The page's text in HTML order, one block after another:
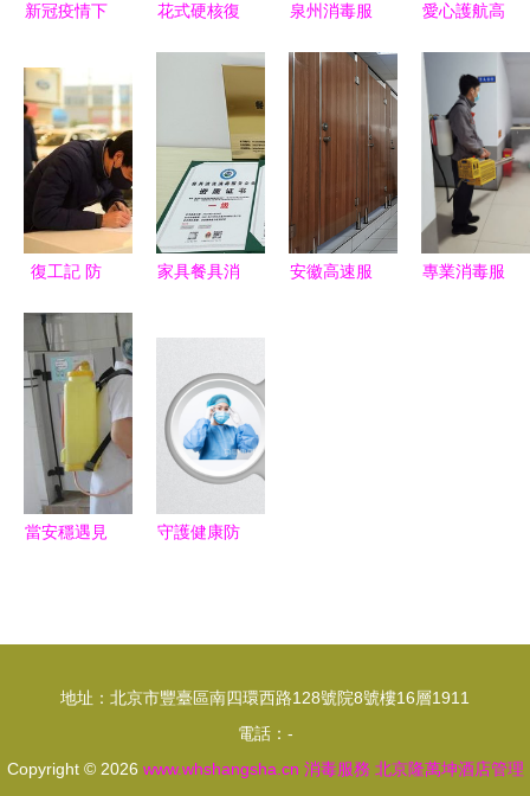
新冠疫情下
潔消毒的實
用指南
花式硬核復
修上門消毒
殺菌服務助
力科學防疫
泉州消毒服
析 合理選
擇貼心服務
愛心護航高
毒進行中，
多措并舉筑
牢健康防線
復工記 防
式安心服務
已上線
家具餐具消
資質
安徽高速服
專業消毒服
當安穩遇見
300萬
守護健康防
地址：北京市豐臺區南四環西路128號院8號樓16層1911
電話：-
Copyright © 2026 www.whshangsha.cn 消毒服務 北京隆萬坤酒店管理